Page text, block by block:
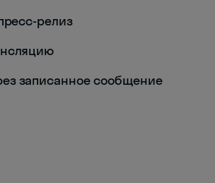
релиз
записанное сообщение